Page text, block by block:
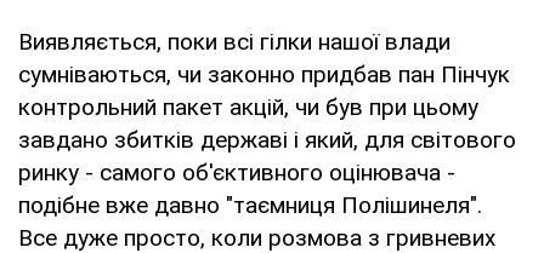
Виявляється, поки всі гілки нашої влади
сумніваються, чи законно придбав пан Пінчук
контрольний пакет акцій, чи був при цьому
завдано збитків державі і який, для світового
ринку - самого об'єктивного оцінювача -
подібне вже давно "таємниця Полішинеля".
Все дуже просто, коли розмова з гривневих